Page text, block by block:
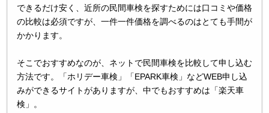
できるだけ安く、近所の民間車検を探すためには口コミや価格
の比較は必須ですが、一件一件価格を調べるのはとても手間が
かかります。
そこでおすすめなのが、ネットで民間車検を比較して申し込む
方法です。「ホリデー車検」「EPARK車検」などWEB申し込
みができるサイトがありますが、中でもおすすめは「楽天車
検」。